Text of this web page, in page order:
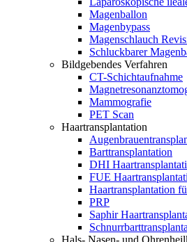
Magenballon
Magenbypass
Magenschlauch
Schluckbarer
Bildgebendes Verfahren
CT-Schichtaufnahme
Mammografie
PET Scan
Haartransplantation
Barttransplantation
DHI
FUE
Haartransplantation
PRP
Saphir
Hals- Nasen- und